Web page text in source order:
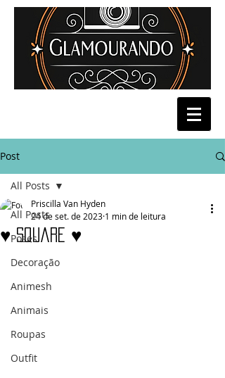
Post
All Posts
Poses
Decoração
Animesh
Animais
Roupas
Outfit
All Posts
♥ Square ♥
Priscilla Van Hyden
24 de set. de 2023 1 min de leitura